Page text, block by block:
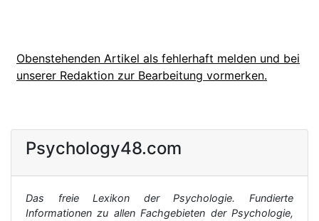
Obenstehenden Artikel als fehlerhaft melden und bei
unserer Redaktion zur Bearbeitung vormerken.
Psychology48.com
Das freie Lexikon der Psychologie. Fundierte
Informationen zu allen Fachgebieten der Psychologie,